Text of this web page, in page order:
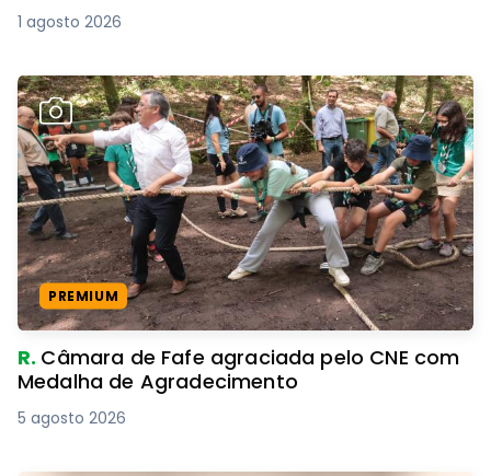
1 agosto 2026
PREMIUM
R. Câmara de Fafe agraciada pelo CNE com
Medalha de Agradecimento
5 agosto 2026